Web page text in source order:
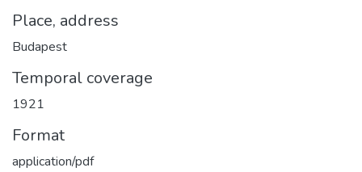
Place, address
Budapest
Temporal coverage
1921
Format
application/pdf